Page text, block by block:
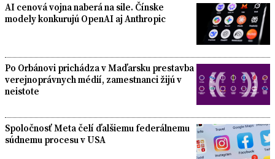
AI cenová vojna naberá na sile. Čínske
modely konkurujú OpenAI aj Anthropic
Po Orbánovi prichádza v Maďarsku prestavba
verejnoprávnych médií, zamestnanci žijú v
neistote
Spoločnosť Meta čelí ďalšiemu federálnemu
súdnemu procesu v USA